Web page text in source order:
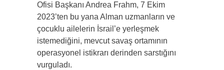
Ofisi Başkanı Andrea Frahm, 7 Ekim
2023’ten bu yana Alman uzmanların ve
çocuklu ailelerin İsrail’e yerleşmek
istemediğini, mevcut savaş ortamının
operasyonel istikrarı derinden sarstığını
vurguladı.